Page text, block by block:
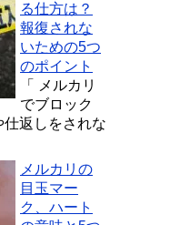
る仕方は？
報復されな
いための5つ
のポイント
「 メルカリ
でブロック
返しをされな
メルカリの
目玉マー
ク、ハート